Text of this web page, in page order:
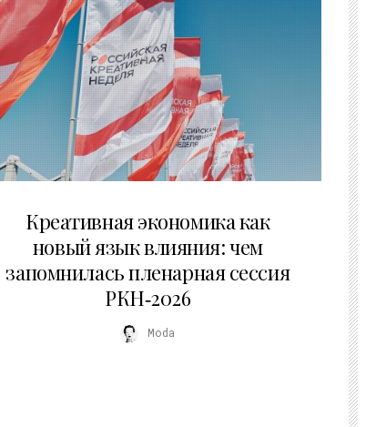
Креативная экономика как
новый язык влияния: чем
запомнилась пленарная сессия
РКН‑2026
Moda